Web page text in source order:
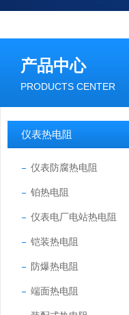
产品中心
PRODUCTS CENTER
仪表热电阻
仪表防腐热电阻
铂热电阻
仪表电厂电站热电阻
铠装热电阻
防爆热电阻
端面热电阻